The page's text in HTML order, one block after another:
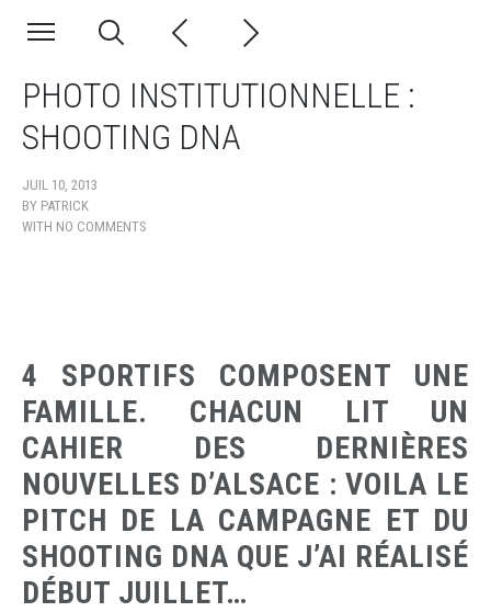
PHOTO INSTITUTIONNELLE :
SHOOTING DNA
JUIL 10, 2013
BY PATRICK
WITH NO COMMENTS
4 SPORTIFS COMPOSENT UNE
FAMILLE. CHACUN LIT UN
CAHIER DES DERNIÈRES
NOUVELLES D’ALSACE : VOILA LE
PITCH DE LA CAMPAGNE ET DU
SHOOTING DNA QUE J’AI RÉALISÉ
DÉBUT JUILLET…